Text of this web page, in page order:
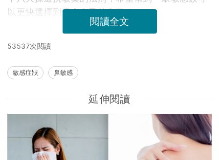
以更快選擇到適合自己的良藥！
閱讀全文
53537次閱讀
敏感症狀 鼻敏感
延伸閱讀